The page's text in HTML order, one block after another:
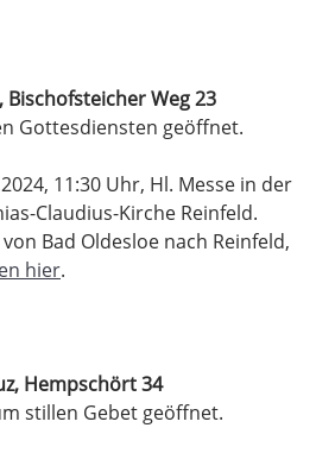
Bischofsteicher Weg 23
Gottesdiensten geöffnet.
11:30 Uhr, Hl. Messe in der
Claudius-Kirche Reinfeld.
Bad Oldesloe nach Reinfeld,
hier.
Hempschört 34
stillen Gebet geöffnet.